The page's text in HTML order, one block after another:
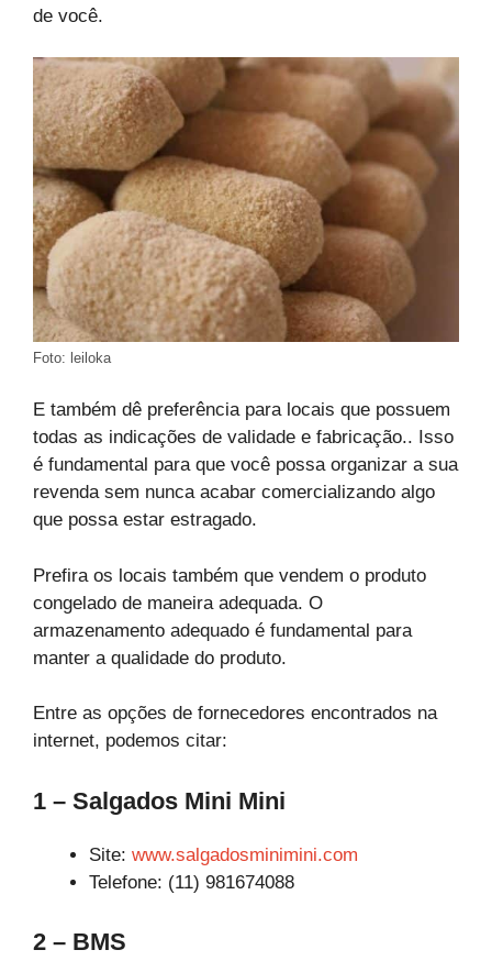
de você.
Foto: leiloka
E também dê preferência para locais que possuem
todas as indicações de validade e fabricação.. Isso
é fundamental para que você possa organizar a sua
revenda sem nunca acabar comercializando algo
que possa estar estragado.
Prefira os locais também que vendem o produto
congelado de maneira adequada. O
armazenamento adequado é fundamental para
manter a qualidade do produto.
Entre as opções de fornecedores encontrados na
internet, podemos citar:
1 – Salgados Mini Mini
Site: www.salgadosminimini.com
Telefone: (11) 981674088
2 – BMS